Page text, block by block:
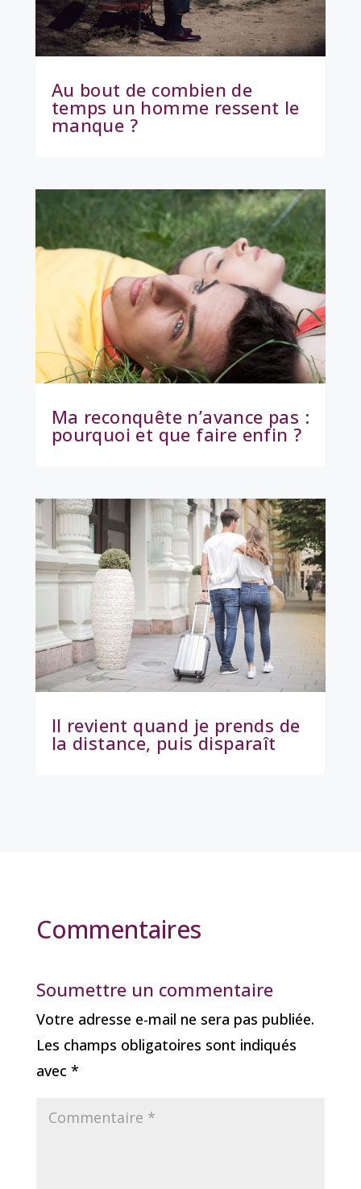
Au bout de combien de
temps un homme ressent le
manque ?
Ma reconquête n’avance pas :
pourquoi et que faire enfin ?
Il revient quand je prends de
la distance, puis disparaît
Commentaires
Soumettre un commentaire
Votre adresse e-mail ne sera pas publiée.
Les champs obligatoires sont indiqués
avec *